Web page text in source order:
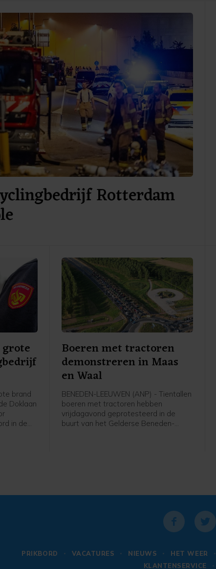
Rotterdam
brand
Doklaan
in de
Boeren met tractoren
demonstreren in Maas
en Waal
BENEDEN-LEEUWEN (ANP) - Tientallen
boeren met tractoren hebben
vrijdagavond geprotesteerd in de
buurt van het Gelderse Beneden-
PRIKBORD VACATURES NIEUWS HET WEER
KLANTENSERVICE